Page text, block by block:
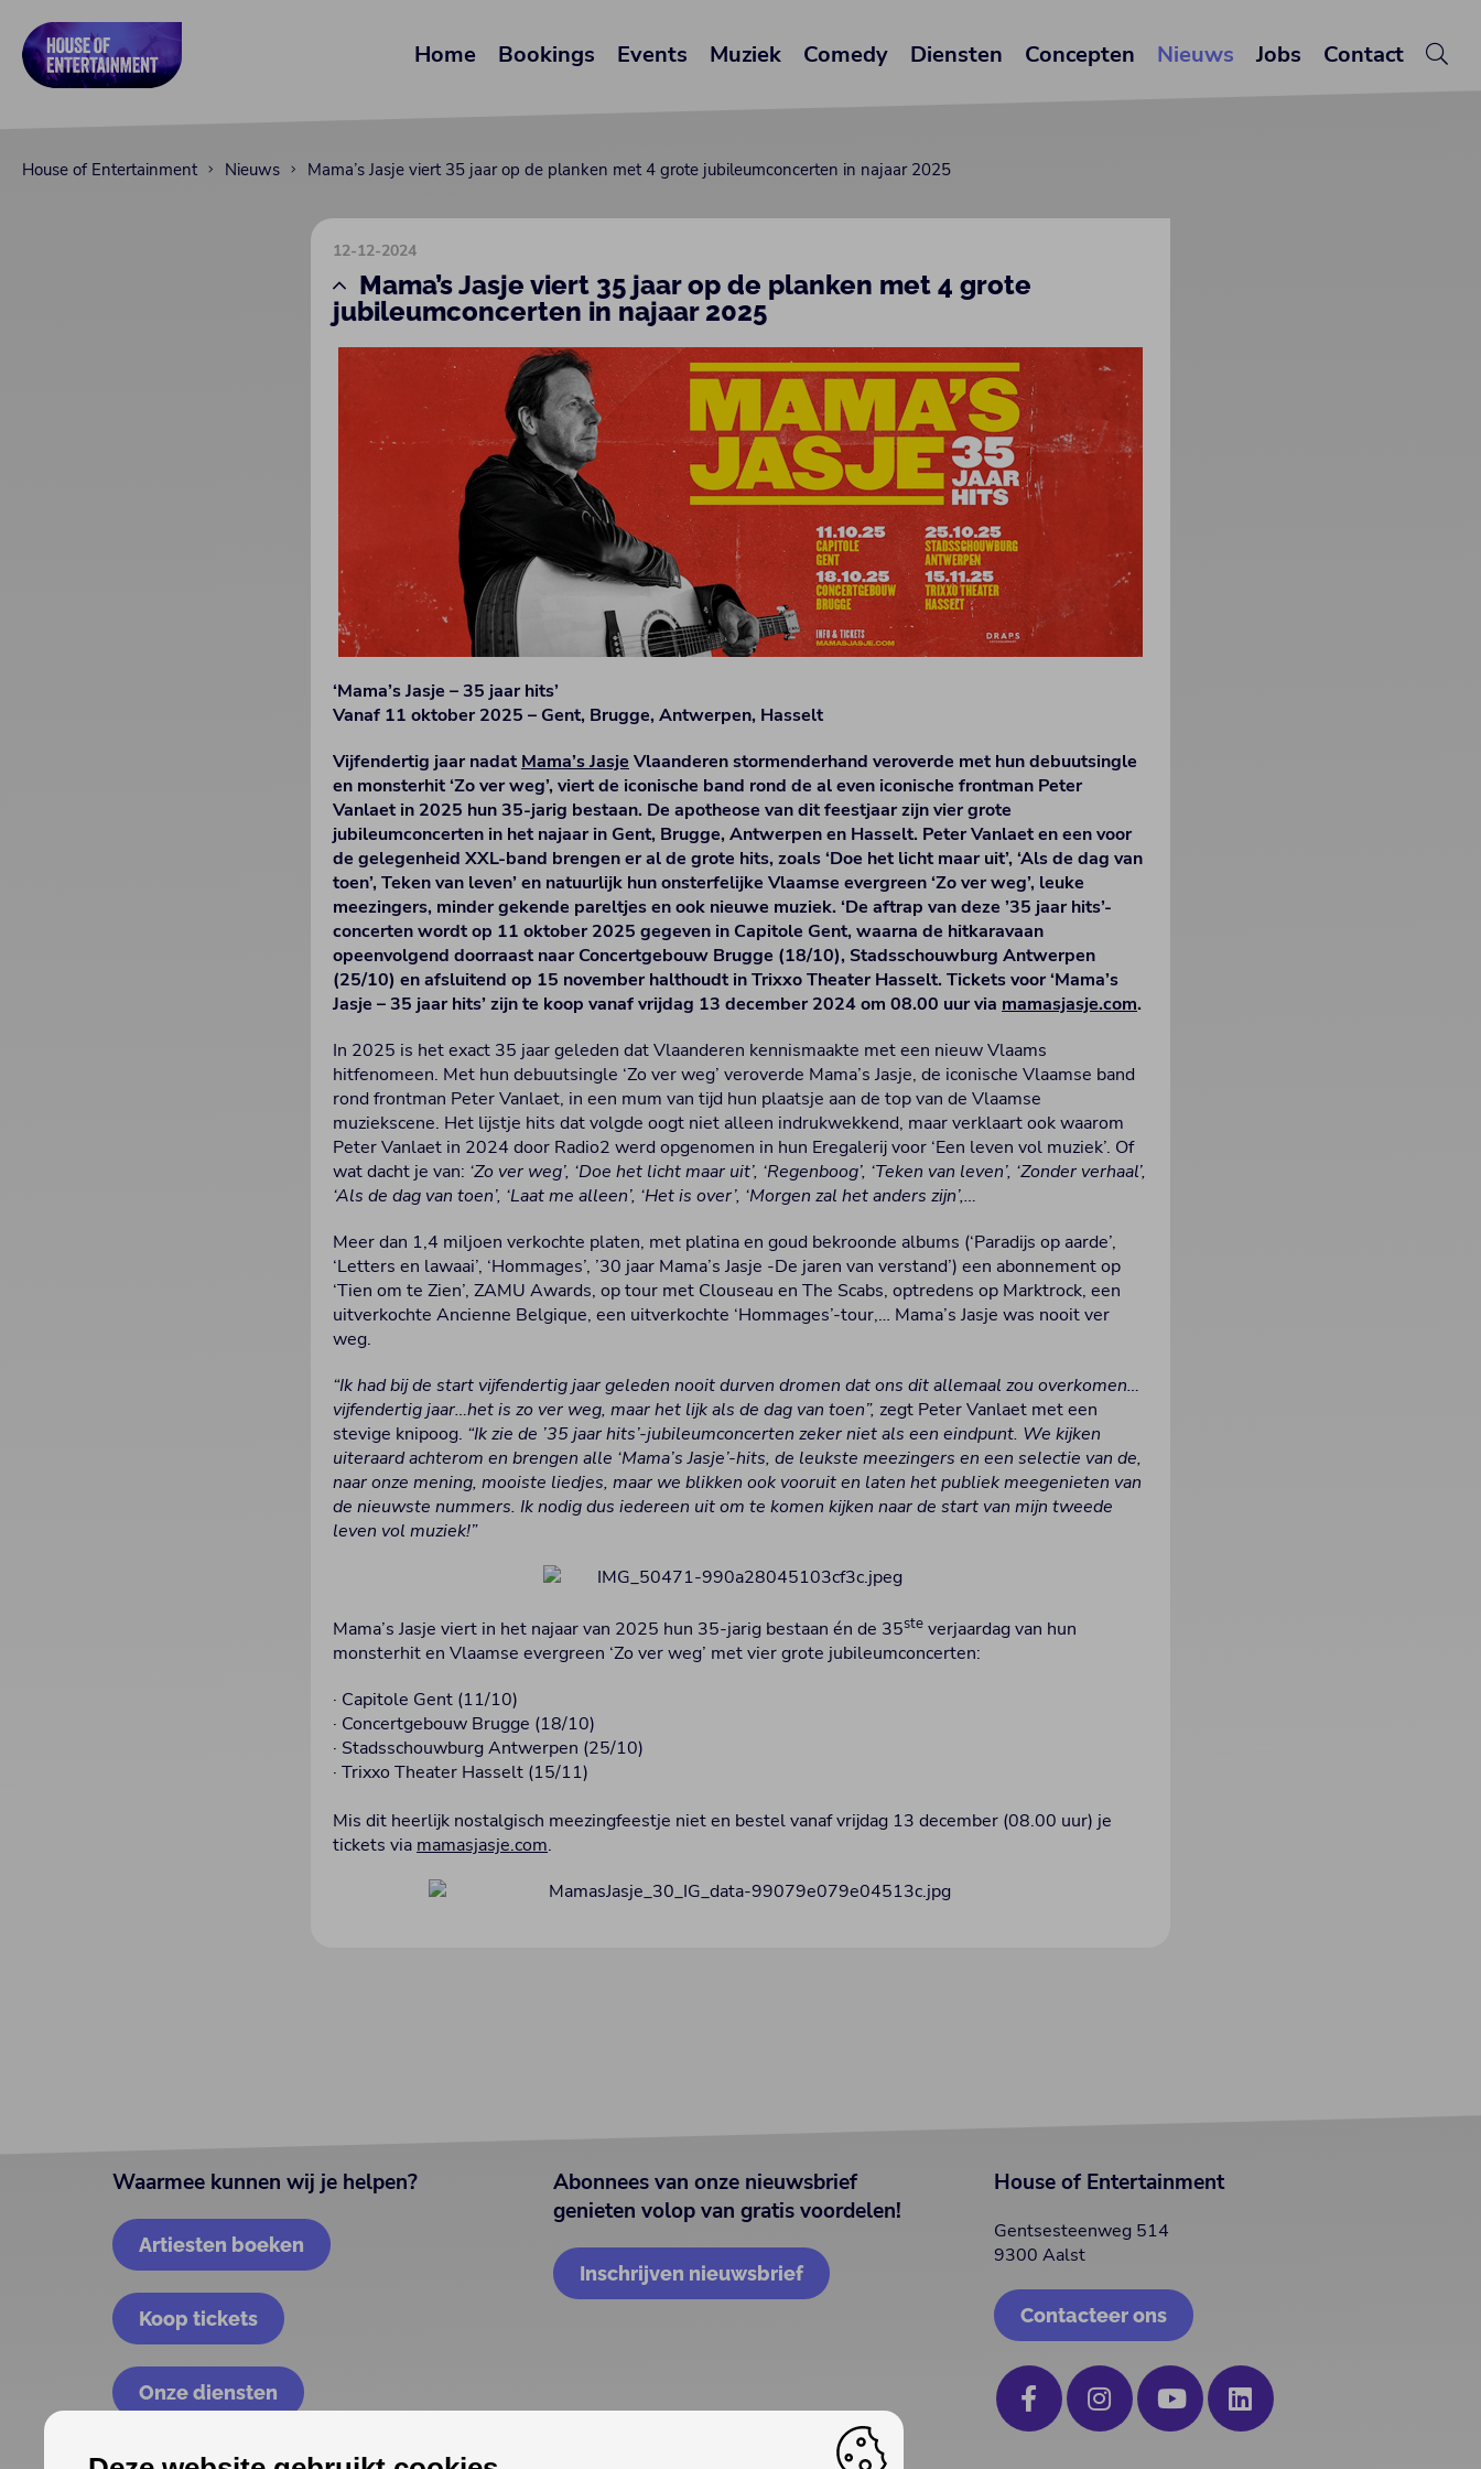
Home Bookings Events Muziek Comedy Diensten Concepten Nieuws Jobs Contact
House of Entertainment Nieuws Mama’s Jasje viert 35 jaar op de planken met 4 grote jubileumconcerten in najaar 2025
12-12-2024
Mama’s Jasje viert 35 jaar op de planken met 4 grote
jubileumconcerten in najaar 2025
‘Mama’s Jasje – 35 jaar hits’
Vanaf 11 oktober 2025 – Gent, Brugge, Antwerpen, Hasselt
Vijfendertig jaar nadat Mama’s Jasje Vlaanderen stormenderhand veroverde met hun debuutsingle
en monsterhit ‘Zo ver weg’, viert de iconische band rond de al even iconische frontman Peter
Vanlaet in 2025 hun 35-jarig bestaan. De apotheose van dit feestjaar zijn vier grote
jubileumconcerten in het najaar in Gent, Brugge, Antwerpen en Hasselt. Peter Vanlaet en een voor
de gelegenheid XXL-band brengen er al de grote hits, zoals ‘Doe het licht maar uit’, ‘Als de dag van
toen’, Teken van leven’ en natuurlijk hun onsterfelijke Vlaamse evergreen ‘Zo ver weg’, leuke
meezingers, minder gekende pareltjes en ook nieuwe muziek. ‘De aftrap van deze ’35 jaar hits’-
concerten wordt op 11 oktober 2025 gegeven in Capitole Gent, waarna de hitkaravaan
opeenvolgend doorraast naar Concertgebouw Brugge (18/10), Stadsschouwburg Antwerpen
(25/10) en afsluitend op 15 november halthoudt in Trixxo Theater Hasselt. Tickets voor ‘Mama’s
Jasje – 35 jaar hits’ zijn te koop vanaf vrijdag 13 december 2024 om 08.00 uur via mamasjasje.com.
In 2025 is het exact 35 jaar geleden dat Vlaanderen kennismaakte met een nieuw Vlaams
hitfenomeen. Met hun debuutsingle ‘Zo ver weg’ veroverde Mama’s Jasje, de iconische Vlaamse band
rond frontman Peter Vanlaet, in een mum van tijd hun plaatsje aan de top van de Vlaamse
muziekscene. Het lijstje hits dat volgde oogt niet alleen indrukwekkend, maar verklaart ook waarom
Peter Vanlaet in 2024 door Radio2 werd opgenomen in hun Eregalerij voor ‘Een leven vol muziek’. Of
wat dacht je van: ‘Zo ver weg’, ‘Doe het licht maar uit’, ‘Regenboog’, ‘Teken van leven’, ‘Zonder verhaal’,
‘Als de dag van toen’, ‘Laat me alleen’, ‘Het is over’, ‘Morgen zal het anders zijn’,…
Meer dan 1,4 miljoen verkochte platen, met platina en goud bekroonde albums (‘Paradijs op aarde’,
‘Letters en lawaai’, ‘Hommages’, ’30 jaar Mama’s Jasje -De jaren van verstand’) een abonnement op
‘Tien om te Zien’, ZAMU Awards, op tour met Clouseau en The Scabs, optredens op Marktrock, een
uitverkochte Ancienne Belgique, een uitverkochte ‘Hommages’-tour,… Mama’s Jasje was nooit ver
weg.
“Ik had bij de start vijfendertig jaar geleden nooit durven dromen dat ons dit allemaal zou overkomen…
vijfendertig jaar…het is zo ver weg, maar het lijk als de dag van toen”, zegt Peter Vanlaet met een
stevige knipoog. “Ik zie de ’35 jaar hits’-jubileumconcerten zeker niet als een eindpunt. We kijken
uiteraard achterom en brengen alle ‘Mama’s Jasje’-hits, de leukste meezingers en een selectie van de,
naar onze mening, mooiste liedjes, maar we blikken ook vooruit en laten het publiek meegenieten van
de nieuwste nummers. Ik nodig dus iedereen uit om te komen kijken naar de start van mijn tweede
leven vol muziek!”
Mama’s Jasje viert in het najaar van 2025 hun 35-jarig bestaan én de 35ste verjaardag van hun
monsterhit en Vlaamse evergreen ‘Zo ver weg’ met vier grote jubileumconcerten:
· Capitole Gent (11/10)
· Concertgebouw Brugge (18/10)
· Stadsschouwburg Antwerpen (25/10)
· Trixxo Theater Hasselt (15/11)
Mis dit heerlijk nostalgisch meezingfeestje niet en bestel vanaf vrijdag 13 december (08.00 uur) je
tickets via mamasjasje.com.
Waarmee kunnen wij je helpen?
Artiesten boeken
Koop tickets
Onze diensten
Abonnees van onze nieuwsbrief
genieten volop van gratis voordelen!
Inschrijven nieuwsbrief
House of Entertainment
Gentsesteenweg 514
9300 Aalst
Contacteer ons